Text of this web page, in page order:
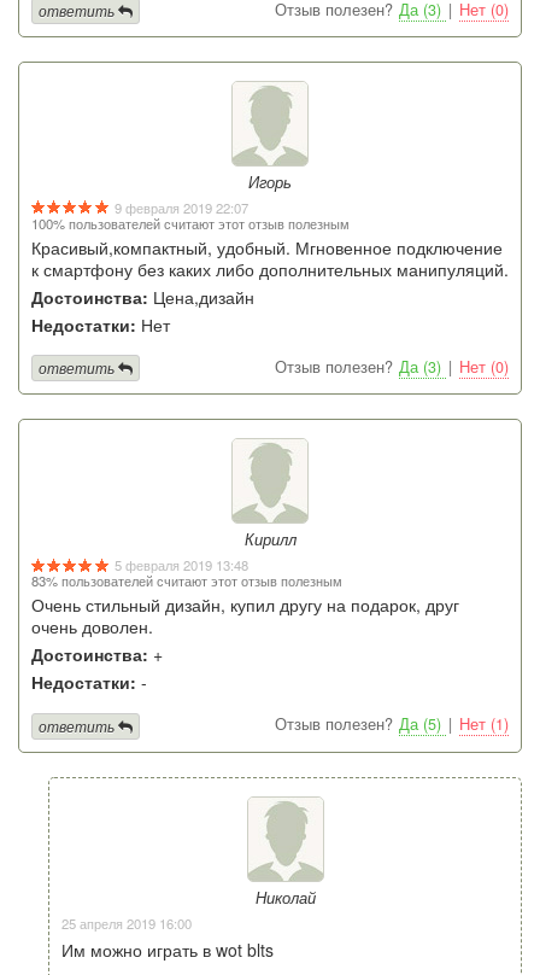
Отзыв полезен? Да (3) | Нет (0)
ответить
Игорь
9 февраля 2019 22:07
100% пользователей считают этот отзыв полезным
Красивый,компактный, удобный. Мгновенное подключение
к смартфону без каких либо дополнительных манипуляций.
Достоинства: Цена,дизайн
Недостатки: Нет
Отзыв полезен? Да (3) | Нет (0)
ответить
Кирилл
5 февраля 2019 13:48
83% пользователей считают этот отзыв полезным
Очень стильный дизайн, купил другу на подарок, друг
очень доволен.
Достоинства: +
Недостатки: -
Отзыв полезен? Да (5) | Нет (1)
ответить
Николай
25 апреля 2019 16:00
Им можно играть в wot blts